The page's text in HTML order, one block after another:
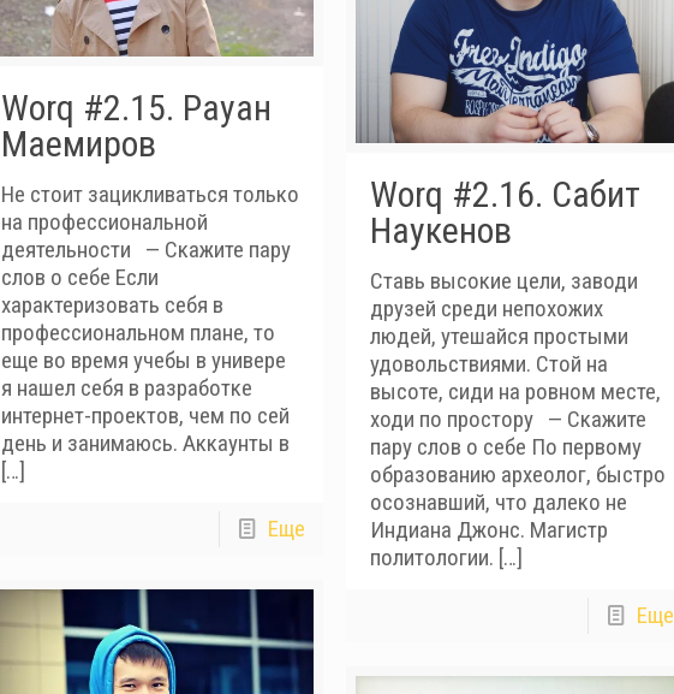
Worq #2.16. Сабит
Наукенов
Ставь высокие цели, заводи
друзей среди непохожих
людей, утешайся простыми
удовольствиями. Стой на
высоте, сиди на ровном месте,
ходи по простору — Скажите
пару слов о себе По первому
образованию археолог, быстро
осознавший, что далеко не
Индиана Джонс. Магистр
политологии. […]
Еще
Worq #2.15. Рауан
Маемиров
Не стоит зацикливаться только
на профессиональной
деятельности — Скажите пару
слов о себе Если
характеризовать себя в
профессиональном плане, то
еще во время учебы в универе
я нашел себя в разработке
интернет-проектов, чем по сей
день и занимаюсь. Аккаунты в
[…]
Еще